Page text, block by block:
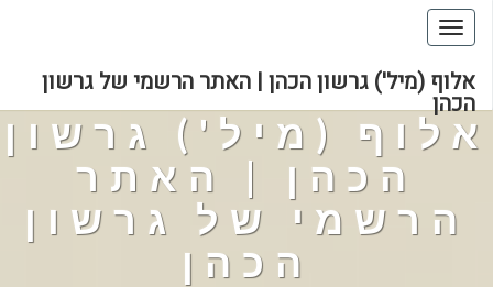
Toggle
navigation
אלוף (מיל') גרשון הכהן | האתר הרשמי של גרשון
הכהן
אלוף (מיל') גרשון
הכהן | האתר
הרשמי של גרשון
הכהן